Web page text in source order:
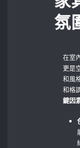
氛
在室
更是
和風
和格
鍵因